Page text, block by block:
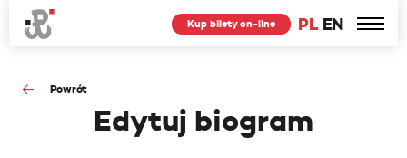
PL EN
Kup bilety on-line
Powrót
Edytuj biogram